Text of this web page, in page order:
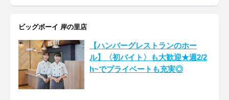
ビッグボーイ 岸の里店
【ハンバーグレストランのホー
ル】〈初バイト〉も大歓迎★週2/2
h~でプライベートも充実◎